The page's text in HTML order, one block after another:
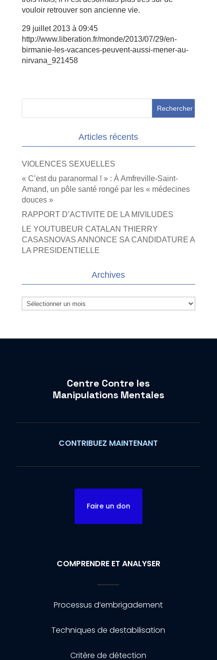
vouloir retrouver son ancienne vie.
29 juillet 2013 à 09:45
http://www.liberation.fr/monde/2013/07/29/en-
birmanie-les-vacances-peuvent-aussi-mener-au-
nirvana_921458
Articles récents
VIOLENCES SEXUELLES
« C’est du paranormal ! » : À Amfreville-Saint-
Amand, un pôle santé rongé par les « médecines
douces »
RAPPORT D’ACTIVITE DE LA MIVILUDES
LE YOUTUBEUR CATALAN THIERRY
CASASNOVAS ANNONCE SA CANDIDATURE A
LA PRESIDENTIELLE
Archives
Archives
Centre Contre les
Manipulations Mentales
CONTRIBUEZ MAINTENANT
Faire un don
COMPRENDRE ET ANALYSER
Processus d’embrigadement
Techniques de destabilisation
Critère de détection